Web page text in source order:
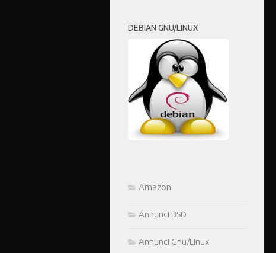
DEBIAN GNU/LINUX
Amazon
Annunci BSD
Annunci Gnu/Linux